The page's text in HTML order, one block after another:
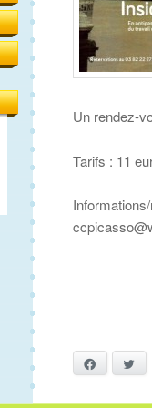
Un rendez-
Tarifs : 11
Facebook